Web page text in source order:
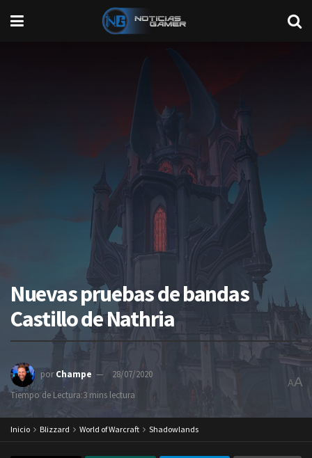
Nuevas pruebas de bandas
Castillo de Nathria
por Champe
28/07/2020
Tiempo de Lectura:3 mins lectura
AA
Inicio Blizzard World of Warcraft Shadowlands